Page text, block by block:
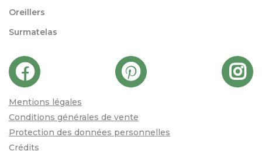
Oreillers
Surmatelas
Mentions légales
Conditions générales de vente
Protection des données personnelles
Crédits